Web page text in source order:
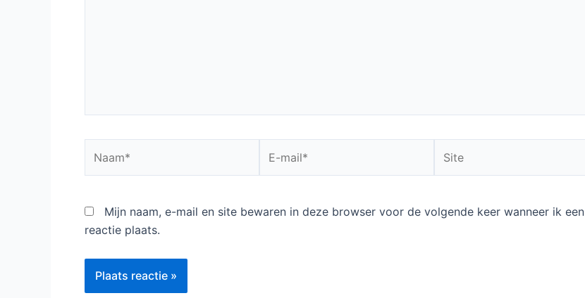
mail*
Mijn naam, e-mail en site bewaren in deze browser voor de volgende keer wanneer ik een
reactie plaats.